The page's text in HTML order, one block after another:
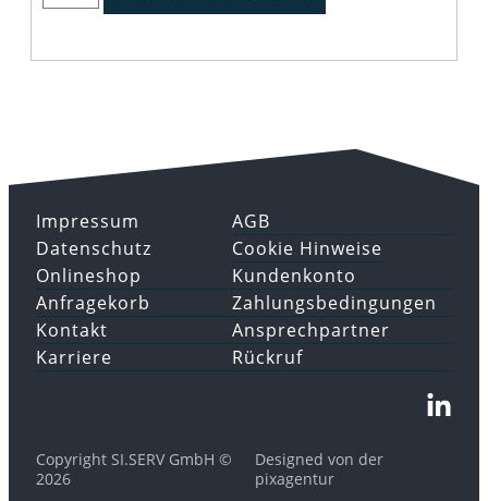
Impressum
Datenschutz
AGB
Cookie Hinweise
Onlineshop
Anfragekorb
Kundenkonto
Zahlungsbedingungen
Kontakt
Karriere
Ansprechpartner
Rückruf
Copyright SI.SERV GmbH ©
2026
Designed von der
pixagentur